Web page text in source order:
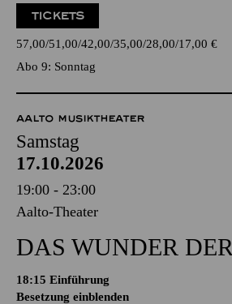
TICKETS
57,00 51,00 42,00 35,00 28,00 17,00 €
Abo 9: Sonntag
AALTO MUSIKTHEATER
Samstag
17.10.2026
19:00 - 23:00
Aalto-Theater
DAS WUNDER
18:15 Einführung
Besetzung einblenden